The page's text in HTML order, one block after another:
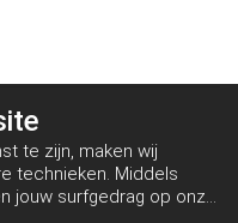
te zijn, maken wij
technieken. Middels
jouw surfgedrag op onze